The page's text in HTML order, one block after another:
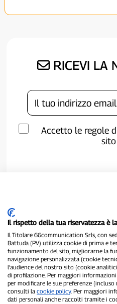
RICEVI LA
Accetto le regole
sito
P300.it è una Testata
Registrazione numero 1/2021
Proprietario ed editore:
Il rispetto della tua riservatezza è
Il Titolare 66communication Srls, con
Battuda (PV) utilizza cookie di prima e
funzionamento del sito, migliorarne la
navigazione personalizzata (cookie
l’audience del nostro sito (cookie
di profilazione. Per maggiori
per modificare le sue preferenze
consulti la cookie policy. Per maggiori
dati personali anche raccolti tramite i